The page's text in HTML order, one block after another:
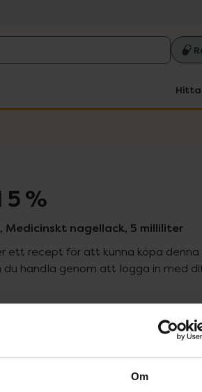
Om
5 %
Medicinskt nagellack, 5 milliliter
ett recept för att kunna köpa denna
du handla genom att logga in med
Pris med recept
Högkostnadsskyddet gäller
193,70